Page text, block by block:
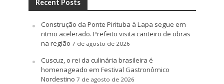
Recent Posts
Construção da Ponte Pirituba à Lapa segue em
ritmo acelerado. Prefeito visita canteiro de obras
na região 7 de agosto de 2026
Cuscuz, o rei da culinária brasileira é
homenageado em Festival Gastronômico
Nordestino 7 de agosto de 2026